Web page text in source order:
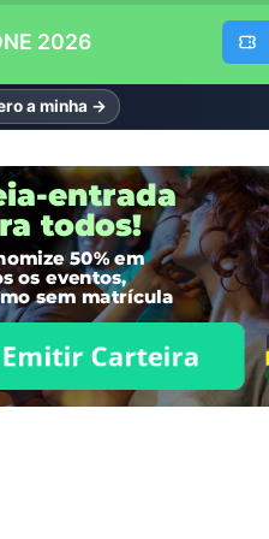
2026
a minha →